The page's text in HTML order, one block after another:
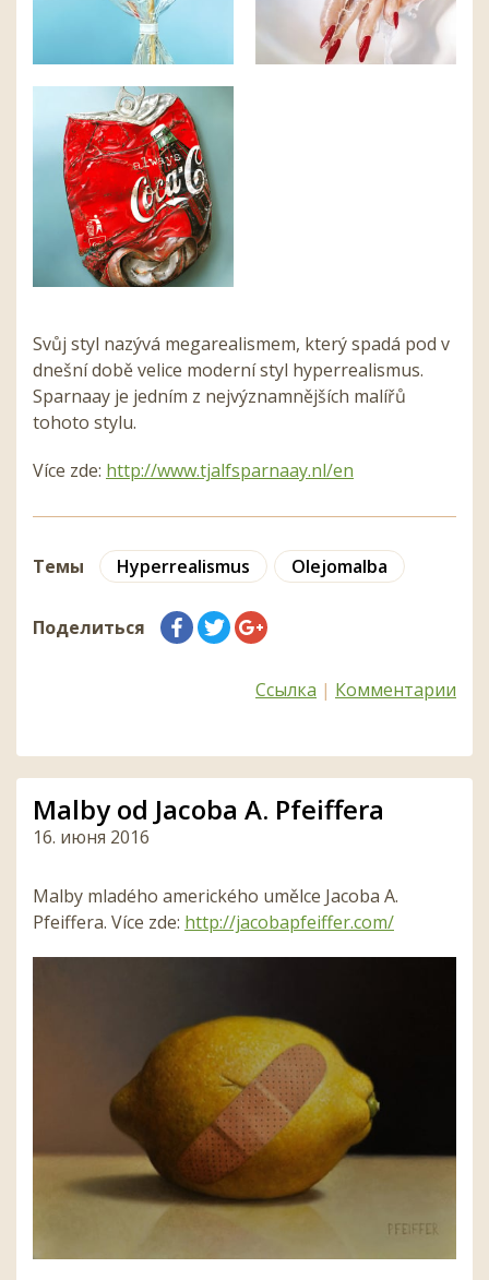
Svůj styl nazývá megarealismem, který spadá pod v
dnešní době velice moderní styl hyperrealismus.
Sparnaay je jedním z nejvýznamnějších malířů
tohoto stylu.
Více zde: http://www.tjalfsparnaay.nl/en
Темы Hyperrealismus Olejomalba
Поделиться
Ссылка | Комментарии
Malby od Jacoba A. Pfeiffera
16. июня 2016
Malby mladého amerického umělce Jacoba A.
Pfeiffera. Více zde: http://jacobapfeiffer.com/